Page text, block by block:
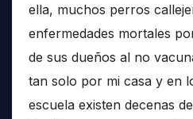
ella, muchos perros
enfermedades mortales
de sus dueños al no
tan solo por mi casa y en
escuela existen decenas